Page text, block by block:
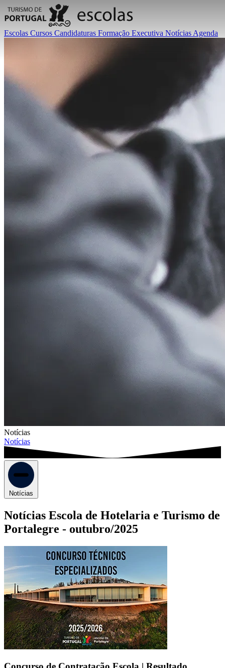
Escolas Cursos Candidaturas Formação Executiva Notícias Agenda
Notícias
Notícias
Notícias
Notícias Escola de Hotelaria e Turismo de
Portalegre - outubro/2025